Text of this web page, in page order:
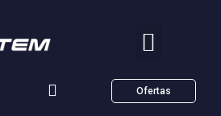
Ofertas